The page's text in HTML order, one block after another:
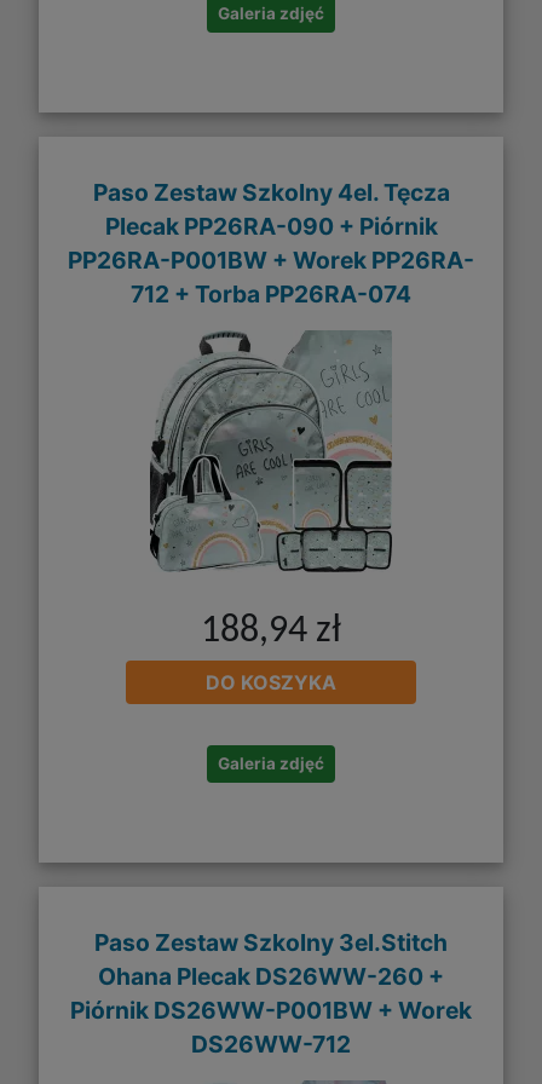
Galeria zdjęć
Paso Zestaw Szkolny 4el. Tęcza
Plecak PP26RA-090 + Piórnik
PP26RA-P001BW + Worek PP26RA-
712 + Torba PP26RA-074
188,94 zł
DO KOSZYKA
Galeria zdjęć
Paso Zestaw Szkolny 3el.Stitch
Ohana Plecak DS26WW-260 +
Piórnik DS26WW-P001BW + Worek
DS26WW-712